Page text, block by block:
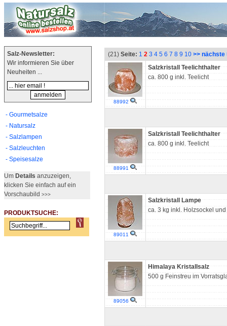
Salz-Newsletter:
Wir informieren Sie über
Neuheiten ...
- Gourmetsalze
- Natursalz
- Salzlampen
- Salzleuchten
- Speisesalze
Um Details anzuzeigen,
klicken Sie einfach auf ein
Vorschaubild >>>
PRODUKTSUCHE:
(21) Seite: 1 2 3 4 5 6 7 8 9 10 >> nächste
88992
Salzkristall Teelichthalter
ca. 800 g inkl. Teelicht
88991
Salzkristall Teelichthalter
ca. 800 g inkl. Teelicht
89011
Salzkristall Lampe
ca. 3 kg inkl. Holzsockel
89056
Himalaya Kristallsalz
500 g Feinstreu im